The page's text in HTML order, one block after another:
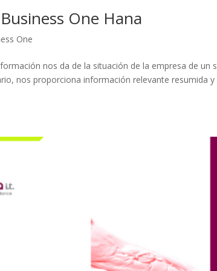
One Hana
One
nos da de la situación de la empresa de un
nos proporciona información relevante resumida y